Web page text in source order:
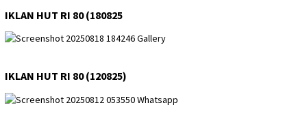
IKLAN HUT RI 80 (180825
IKLAN HUT RI 80 (120825)